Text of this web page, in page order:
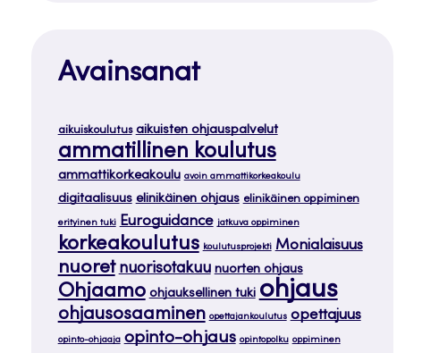
Avainsanat
aikuiskoulutus aikuisten ohjauspalvelut
ammatillinen koulutus
ammattikorkeakoulu avoin ammattikorkeakoulu
digitaalisuus elinikäinen ohjaus elinikäinen oppiminen
erityinen tuki Euroguidance jatkuva oppiminen
korkeakoulutus koulutusprojekti Monialaisuus
nuoret nuorisotakuu nuorten ohjaus
Ohjaamo ohjauksellinen tuki ohjaus
ohjausosaaminen opettajankoulutus opettajuus
opinto-ohjaaja opinto-ohjaus opintopolku oppiminen